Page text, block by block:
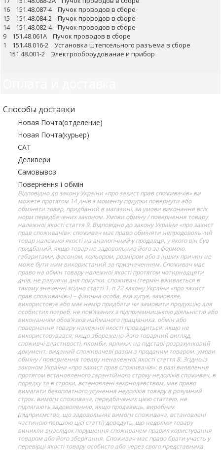
16 151.48.087-4 Пучок проводов в сборе
15 151.48.084-2 Пучок проводов в сборе
14 151.48.082-4 Пучок проводов в сборе
9 151.48.061А Пучок проводов в сборе
1 151.48.016-2 Установка штепсельного разъема в сборе
151.48.001-2 Электрооборудование и прибор
Способы доставки
Новая Почта(отделение)
Новая Почта(курьер)
САТ
Деливери
Самовывоз
Повернення і обмін
Відповідно до закону України «про захист прав споживачів» ви
можете протягом 14 днів з моменту покупки повернути або
обміняти товар, придбаний в магазині, за умови виконання всіх
норм передбачених законом. Умови обміну / повернення товару
належної якості стаття 9. Відповідно до закону України «про захист
прав споживачів»: споживач має право обміняти непродовольчий
товар належної якості на аналогічний у продавця, у якого він був
придбаний, якщо товар не задовольнив його за формою,
габаритами, фасоном, кольором, розміром або з інших причин не
може бути ним використаний за призначенням. Споживач має
право на обмін товару належної якості протягом чотирнадцяти
днів, не рахуючи дня покупки. споживач (термін вживається в
такому значенні згідно статті 1. п.22 закону України «про захист
прав споживачів») – фізична особа, яка купує, замовляє,
використовує або має намір придбати чи замовити продукцію для
особистих потреб, не пов’язаних з підприємницькою діяльністю або
виконанням обов’язків найманого працівника. обмін або
повернення товару належної якості провадиться: якщо не
використовувався; якщо збережено його товарний вигляд,
споживчі властивості, пломби, ярлики; на підставі розрахунковий
документ, виданий споживачеві разом з проданим товаром. умови
обміну / повернення товару неналежної якості стаття 8. Згідно із
законом України «про захист прав споживачів»: в разі виявлення
протягом встановленого гарантійного строку недоліків споживач, в
порядку та в строки, встановлені законодавством, має право
вимагати безоплатного усунення недоліків товару в розумний
строк. вимоги споживача, передбачених цією статтею, не
підлягають задоволенню, якщо продавець, виробник
(підприємство, що задовольняє вимоги споживача, встановлені
частиною першою цієї статті) доведуть, що недоліки товару
виникли внаслідок порушення споживачем правил користування
товаром або його зберігання. Споживач має право брати участь у
перевірці якості товару особисто або через свого представника.